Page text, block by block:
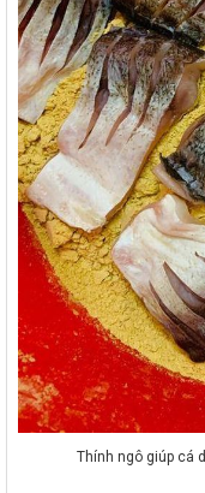
Thính ngô giúp cá